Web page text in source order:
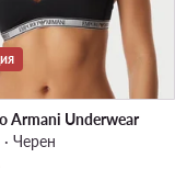
Armani Underwear
Черен